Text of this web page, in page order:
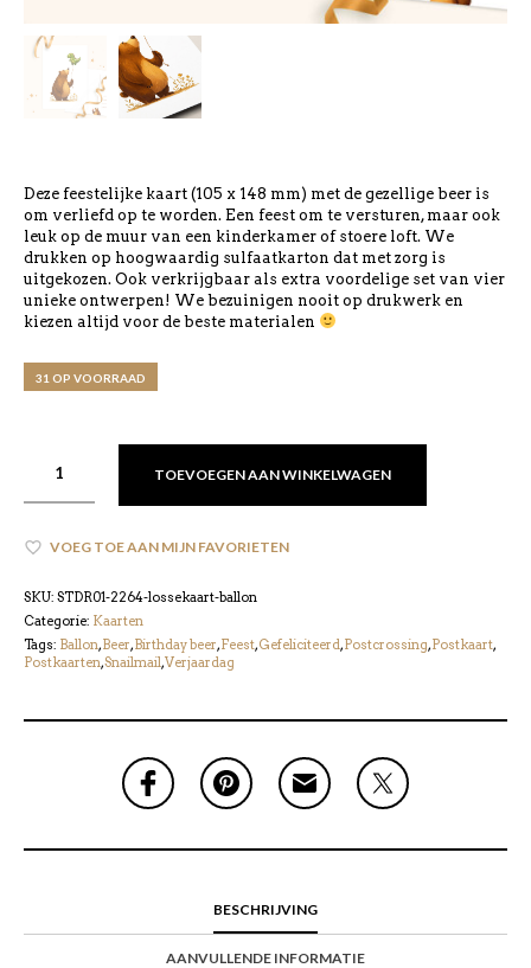
Deze feestelijke kaart (105 x 148 mm) met de gezellige beer is
om verliefd op te worden. Een feest om te versturen, maar ook
leuk op de muur van een kinderkamer of stoere loft. We
drukken op hoogwaardig sulfaatkarton dat met zorg is
uitgekozen. Ook verkrijgbaar als extra voordelige set van vier
unieke ontwerpen! We bezuinigen nooit op drukwerk en
kiezen altijd voor de beste materialen
31 OP VOORRAAD
TOEVOEGEN AAN WINKELWAGEN
VOEG TOE AAN MIJN FAVORIETEN
SKU: STDR01-2264-lossekaart-ballon
Categorie: Kaarten
Tags: Ballon,Beer,Birthday beer,Feest,Gefeliciteerd,Postcrossing,Postkaart,
Postkaarten,Snailmail,Verjaardag
BESCHRIJVING
AANVULLENDE INFORMATIE